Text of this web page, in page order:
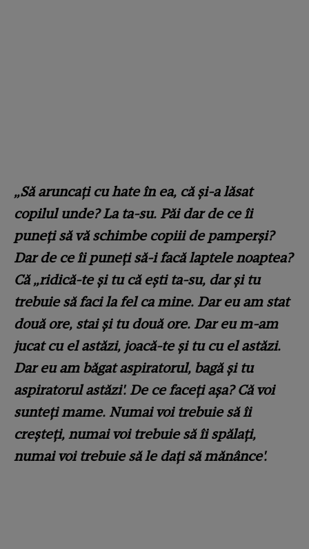
„Să aruncaţi cu hate în ea, că și-a lăsat
copilul unde? La ta-su. Păi dar de ce îi
puneți să vă schimbe copiii de pamperşi?
Dar de ce îi puneți să-i facă laptele noaptea?
Că „ridică-te și tu că ești ta-su, dar și tu
trebuie să faci la fel ca mine. Dar eu am stat
două ore, stai și tu două ore. Dar eu m-am
jucat cu el astăzi, joacă-te și tu cu el astăzi.
Dar eu am băgat aspiratorul, bagă și tu
aspiratorul astăzi'. De ce faceți așa? Că voi
sunteți mame. Numai voi trebuie să îi
creșteți, numai voi trebuie să îi spălați,
numai voi trebuie să le dați să mănânce'.